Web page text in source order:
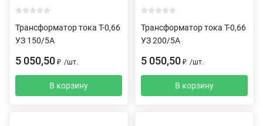
Трансформатор тока Т-0,66
УЗ 150/5А
5 050,50 ₽ /шт.
В корзину
Трансформатор тока Т-0,66
УЗ 200/5А
5 050,50 ₽ /шт.
В корзину